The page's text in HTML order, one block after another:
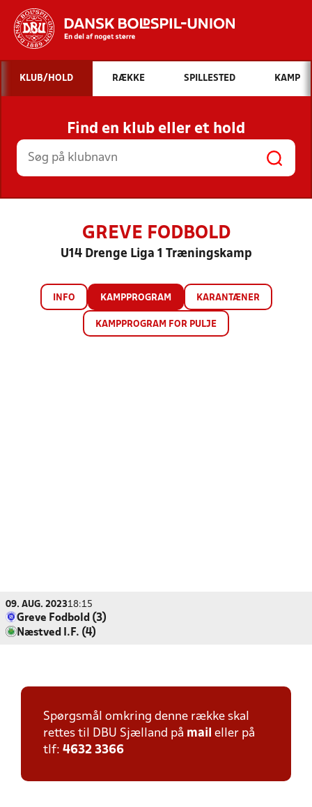
Hvad vil du søge efter?
INDHOLD OG NYHEDER
STILLINGER, RESULTATER, KLUBBER OG
HOLD
KLUB/HOLD RÆKKE SPILLESTED KAMP
Find en klub eller et hold
GREVE FODBOLD
U14 Drenge Liga 1 Træningskamp
INFO KAMPPROGRAM KARANTÆNER
KAMPPROGRAM FOR PULJE
09. AUG. 202318:15
Greve Fodbold (3)
Næstved I.F. (4)
Spørgsmål omkring denne række skal
rettes til DBU Sjælland på mail eller på
tlf: 4632 3366